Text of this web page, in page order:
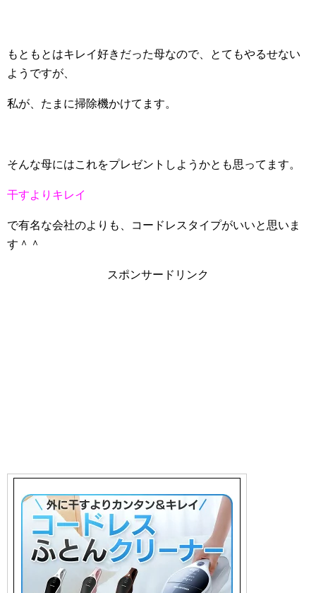
もともとはキレイ好きだった母なので、とてもやるせない
ようですが、
私が、たまに掃除機かけてます。
そんな母にはこれをプレゼントしようかとも思ってます。
干すよりキレイ
で有名な会社のよりも、コードレスタイプがいいと思いま
す＾＾
スポンサードリンク